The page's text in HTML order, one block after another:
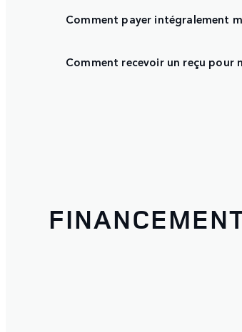
Comment payer intégralement
Comment recevoir un reçu pour